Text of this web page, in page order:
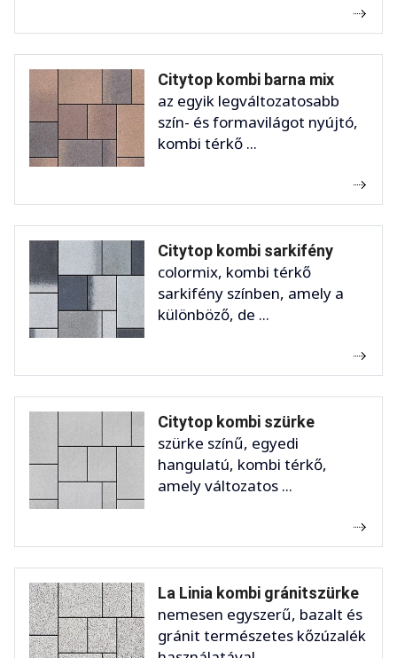
Citytop kombi barna mix
az egyik legváltozatosabb
szín- és formavilágot nyújtó,
kombi térkő ...
Citytop kombi sarkifény
colormix, kombi térkő
sarkifény színben, amely a
különböző, de ...
Citytop kombi szürke
szürke színű, egyedi
hangulatú, kombi térkő,
amely változatos ...
La Linia kombi gránitszürke
nemesen egyszerű, bazalt és
gránit természetes kőzúzalék